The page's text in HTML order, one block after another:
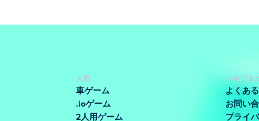
人気
車ゲーム
.ioゲーム
2人用ゲーム
ヘルプ＆
よくあ
お問い
プライ